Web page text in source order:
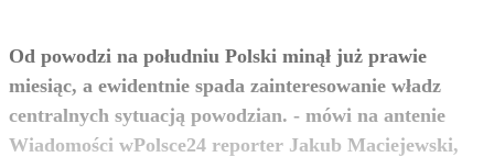
Od powodzi na południu Polski minął już prawie
miesiąc, a ewidentnie spada zainteresowanie władz
centralnych sytuacją powodzian. - mówi na antenie
Wiadomości wPolsce24 reporter Jakub Maciejewski,